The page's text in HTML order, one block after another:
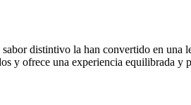
distintivo la han convertido en una
y ofrece una experiencia equilibrada y